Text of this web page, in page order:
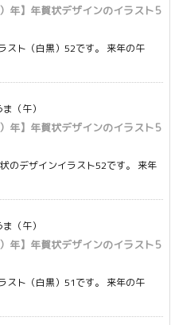
年】年賀状デザインのイラスト5
スト（白黒）52です。 来年の午
ま（午）
年】年賀状デザインのイラスト5
のデザインイラスト52です。 来年
ま（午）
年】年賀状デザインのイラスト5
スト（白黒）51です。 来年の午